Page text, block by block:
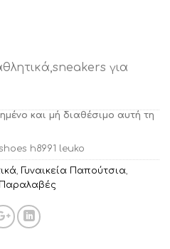
για
και μή διαθέσιμο αυτή τη
h8991 leuko
, Γυναικεία Παπούτσια,